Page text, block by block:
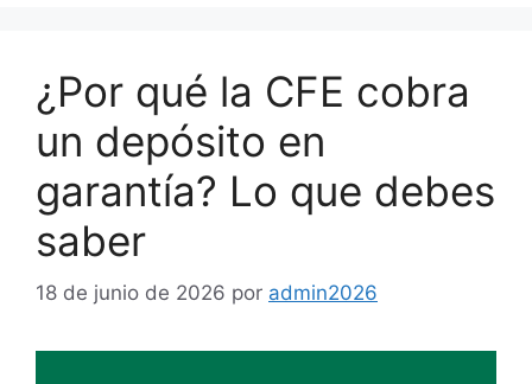
¿Por qué la CFE cobra
un depósito en
garantía? Lo que debes
saber
18 de junio de 2026 por admin2026